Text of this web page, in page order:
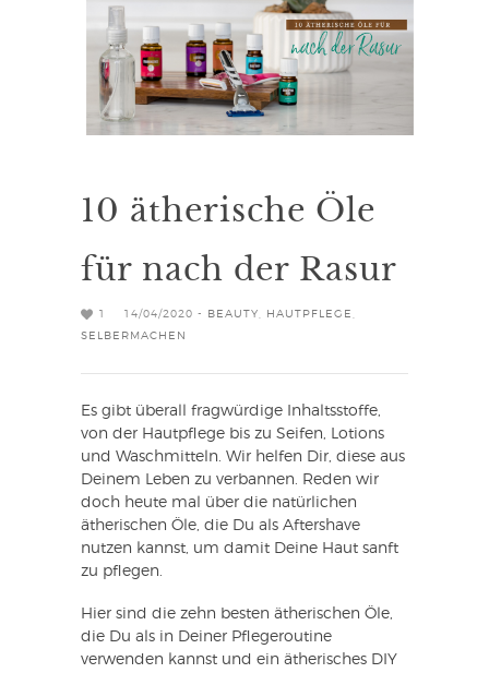
10 ätherische Öle
für nach der Rasur
1 14/04/2020 - BEAUTY HAUTPFLEGE
SELBERMACHEN
Es gibt überall fragwürdige Inhaltsstoffe,
von der Hautpflege bis zu Seifen, Lotions
und Waschmitteln. Wir helfen Dir, diese aus
Deinem Leben zu verbannen. Reden wir
doch heute mal über die natürlichen
ätherischen Öle, die Du als Aftershave
nutzen kannst, um damit Deine Haut sanft
zu pflegen.
Hier sind die zehn besten ätherischen Öle,
die Du als in Deiner Pflegeroutine
verwenden kannst und ein ätherisches DIY